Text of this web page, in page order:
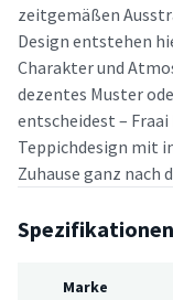
zeitgemäßen
Design entstehen
Charakter und
dezentes Muster
entscheidest –
Teppichdesign mit
Zuhause ganz nach
Spezifikationen
Marke